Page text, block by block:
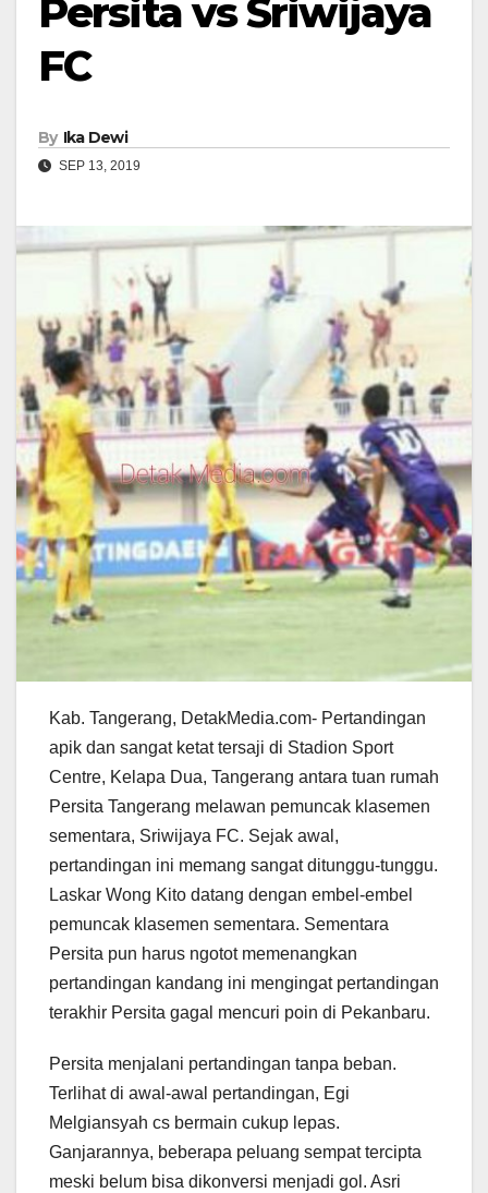
Persita vs Sriwijaya
FC
By Ika Dewi
SEP 13, 2019
Kab. Tangerang, DetakMedia.com- Pertandingan
apik dan sangat ketat tersaji di Stadion Sport
Centre, Kelapa Dua, Tangerang antara tuan rumah
Persita Tangerang melawan pemuncak klasemen
sementara, Sriwijaya FC. Sejak awal,
pertandingan ini memang sangat ditunggu-tunggu.
Laskar Wong Kito datang dengan embel-embel
pemuncak klasemen sementara. Sementara
Persita pun harus ngotot memenangkan
pertandingan kandang ini mengingat pertandingan
terakhir Persita gagal mencuri poin di Pekanbaru.
Persita menjalani pertandingan tanpa beban.
Terlihat di awal-awal pertandingan, Egi
Melgiansyah cs bermain cukup lepas.
Ganjarannya, beberapa peluang sempat tercipta
meski belum bisa dikonversi menjadi gol. Asri